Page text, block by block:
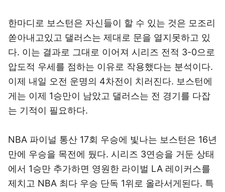
한마디로 보스턴은 자신들이 할 수 있는 것은 모조리
쏟아내고있고 댈러스는 제대로 문을 열지못하고 있
다. 이는 결과로 그대로 이어져 시리즈 전적 3-0으로
압도적 우세를 점하는 이유로 작용했다는 분석이다.
이제 내일 오전 운명의 4차전이 치러진다. 보스턴에
게는 이제 1승만이 남았고 댈러스는 전 경기를 다잡
는 기적이 필요하다.
NBA 파이널 통산 17회 우승에 빛나는 보스턴은 16년
만에 우승을 목전에 뒀다. 시리즈 3연승을 거둔 상태
에서 1승만 추가하면 영원한 라이벌 LA 레이커스를
제치고 NBA 최다 우승 단독 1위로 올라서게된다. 특